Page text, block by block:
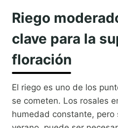
Riego
clave para la
floración
El riego es uno de los
se cometen. Los rosales
humedad constante, pero